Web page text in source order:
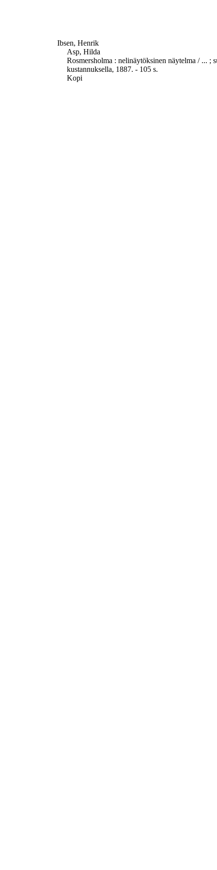
Ibsen, Henrik
Asp, Hilda
Rosmersholma : nelinäytöksinen näytelma / ...
kustannuksella, 1887. - 105 s.
Kopi